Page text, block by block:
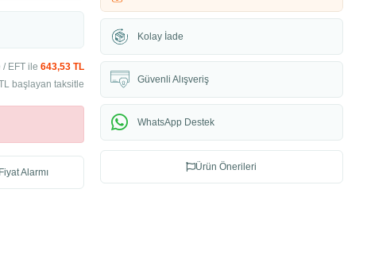
EFT ile 643,53 TL
başlayan taksitle
Fiyat Alarmı
Kolay İade
Güvenli Alışveriş
WhatsApp Destek
Ürün Önerileri